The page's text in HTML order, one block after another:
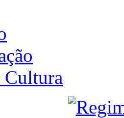
Cultura